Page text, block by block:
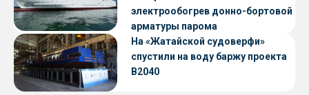
электрообогрев донно-бортовой
арматуры парома
«Петропавловск» проекта CNF22
На «Жатайской судоверфи»
спустили на воду баржу проекта
В2040